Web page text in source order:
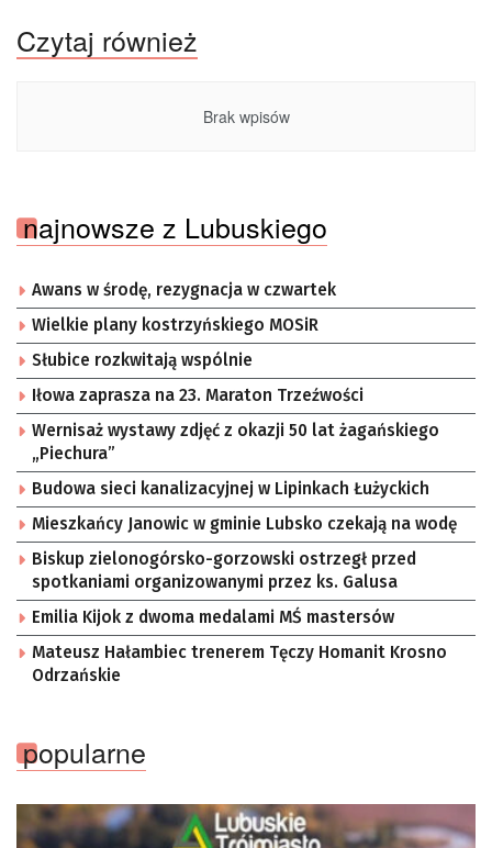
Czytaj również
Brak wpisów
najnowsze z Lubuskiego
Awans w środę, rezygnacja w czwartek
Wielkie plany kostrzyńskiego MOSiR
Słubice rozkwitają wspólnie
Iłowa zaprasza na 23. Maraton Trzeźwości
Wernisaż wystawy zdjęć z okazji 50 lat żagańskiego
„Piechura”
Budowa sieci kanalizacyjnej w Lipinkach Łużyckich
Mieszkańcy Janowic w gminie Lubsko czekają na wodę
Biskup zielonogórsko-gorzowski ostrzegł przed
spotkaniami organizowanymi przez ks. Galusa
Emilia Kijok z dwoma medalami MŚ mastersów
Mateusz Hałambiec trenerem Tęczy Homanit Krosno
Odrzańskie
popularne